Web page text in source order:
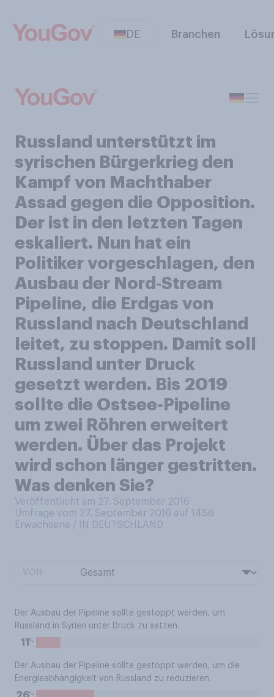
DE Branchen
Russland unterstützt im
syrischen Bürgerkrieg den
Kampf von Machthaber
Assad gegen die Opposition.
Der ist in den letzten Tagen
eskaliert. Nun hat ein
Politiker vorgeschlagen, den
Ausbau der Nord‑Stream
Pipeline, die Erdgas von
Russland nach Deutschland
leitet, zu stoppen. Damit soll
Russland unter Druck
gesetzt werden. Bis 2019
sollte die Ostsee-Pipeline
um zwei Röhren erweitert
werden. Über das Projekt
wird schon länger gestritten.
Was denken Sie?
Veröffentlicht am 27. September 2016
Umfrage vom 27. September 2016 auf 1456
Erwachsene / IN DEUTSCHLAND
Der Ausbau der Pipeline sollte gestoppt werden, um
Russland in Syrien unter Druck zu setzen.
11 %
Der Ausbau der Pipeline sollte gestoppt werden, um die
Energieabhängigkeit von Russland zu reduzieren.
%